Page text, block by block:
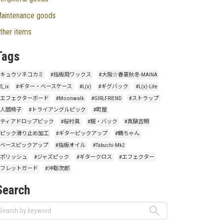
goods
items
ュウソネコカミ #指板用ワックス
#大阪☆春夏秋冬-MAINA
#ギター・ベースケース #L(x) #ギグバック
#L(x)-Lite
フェクターボード
#Moonwalk #GIRLFRIEND
#ストラップ
間椅子
#トライアングルピック
#町屋
ィアドロップピック
#桜村眞 #服・バック
#真鍋吉明
ック滑り止め加工
#ギターピックアップ
#鶴ちゃん
ースピックアップ
#指板オイル
#Tabuchi-Mk2
リッシュ
#ジャズピック #ギタークロス
#エフェクター
レットガード
#沖聡次郎